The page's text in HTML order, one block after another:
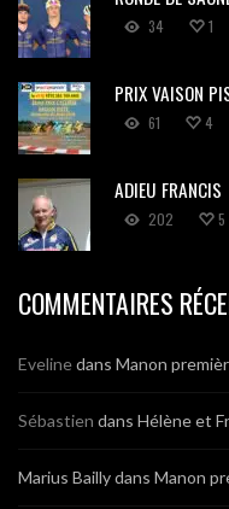
34 1
PRIX VAISON
61 4
ADIEU FRANCIS
202 5
COMMENTAIRES
Evelinedans Manon
Sébastien dans Hélène et
Marius Baillydans Manon